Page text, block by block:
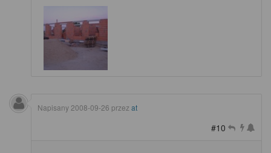
Napisany2008-09-26 przez at
#10